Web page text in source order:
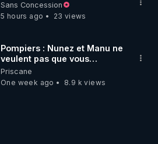
Sans Concession
5 hours ago
23 views
Pompiers : Nunez et Manu ne
veulent pas que vous
entendiez ça ! On se fout de
nous !? 25/07/2026
Priscane
One week ago
8.9 k views